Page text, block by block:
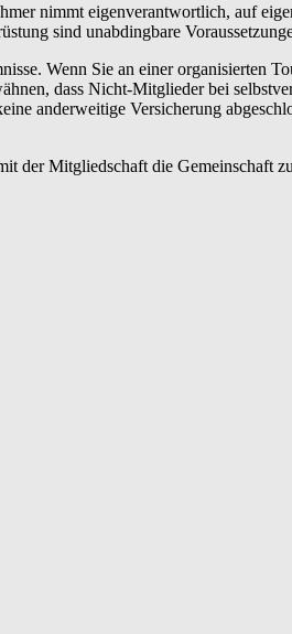
nimmt eigenverantwortlich, auf
sind unabdingbare
Wenn Sie an einer organisierten
dass Nicht-Mitglieder bei
anderweitige Versicherung
der Mitgliedschaft die Gemeinschaft